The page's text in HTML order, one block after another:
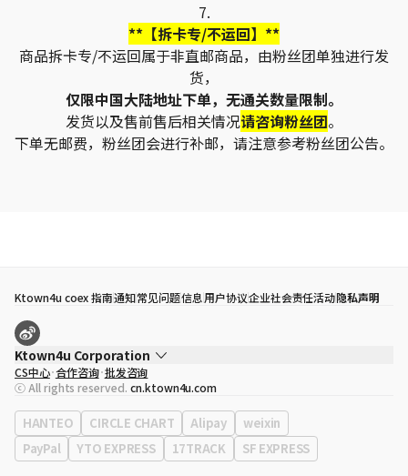
7.
**【拆卡专/不运回】**
商品拆卡专/不运回属于非直邮商品，由粉丝团单独进行发
货，
仅限中国大陆地址下单，无通关数量限制。
发货以及售前售后相关情况请咨询粉丝团。
下单无邮费，粉丝团会进行补邮，请注意参考粉丝团公告。
Ktown4u coex 指南通知常见问题信息用户协议企业社会责任活动隐私声明
Ktown4u Corporation
代表
宋効珉
营业执照 120-87-71116
公司地址 首尔特别市 江南区 岭东大路 513号 3楼 （三成洞， coex)
CS中心 合作咨询 批发咨询
ⓒ All rights reserved. cn.ktown4u.com
HANTEO CIRCLE CHART Alipay
weixin
PayPal
YTO EXPRESS 17TRACK SF EXPRESS